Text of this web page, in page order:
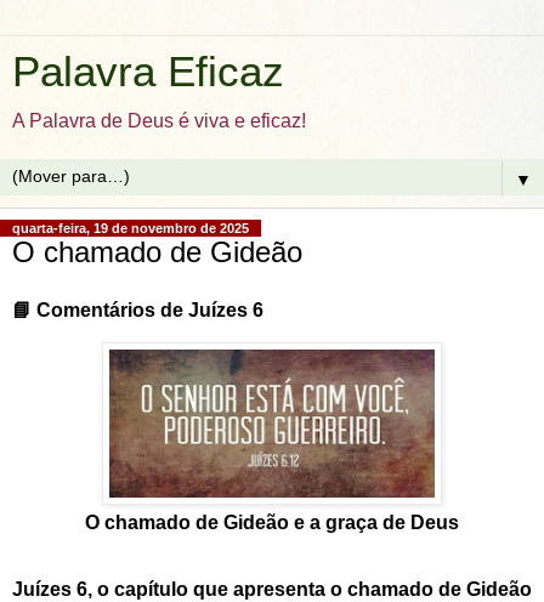
Palavra Eficaz
A Palavra de Deus é viva e eficaz!
▼
quarta-feira, 19 de novembro de 2025
O chamado de Gideão
📘 Comentários de Juízes 6
O chamado de Gideão e a graça de Deus
Juízes 6, o capítulo que apresenta o chamado de Gideão